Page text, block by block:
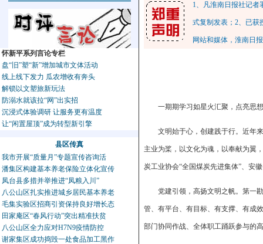
怀新平系列言论专栏
盘“旧”塑“新”增加城市文体活动
线上线下发力 瓜农增收有奔头
解锁以文塑旅新玩法
防溺水就该拉“网”出实招
沉浸式体验调研 让服务更有温度
让“闲置屋顶”成为转型新引擎
县区传真
我市开展“质量月”专题宣传咨询活
潘集区构建基本养老保险立体化宣传
凤台县多措并举推进“凤粮入川”
八公山区扎实推进城乡居民基本养老
毛集实验区招商引资保持良好增长态
田家庵区“春风行动”突出精准扶贫
八公山区全力应对H7N9疫情防控
谢家集区成功捣毁一处食品加工黑作
1、凡淮南日报社记
式复制发表；2、已获
网站和媒体，淮南日
一期期学习如星火汇聚，点亮思
文明始于心，创建践于行。近年
主业为桨，以文化为魂，以奉献为翼
炭工业协会“全国煤炭先进集体”、安
党建引领，高扬文明之帆。第一
管、有平台、有目标、有支撑、有成
部门协同作战、全体职工踊跃参与的